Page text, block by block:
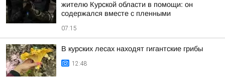
жителю Курской области в помощи: он
содержался вместе с пленными
07:15
В курских лесах находят гигантские грибы
12:48